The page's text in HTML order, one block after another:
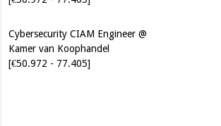
Cybersecurity CIAM Engineer @
[€50.972 - 77.405]